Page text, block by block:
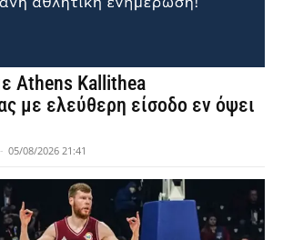
Athens Kallithea
με ελεύθερη είσοδο εν όψει
- 05/08/2026 21:41